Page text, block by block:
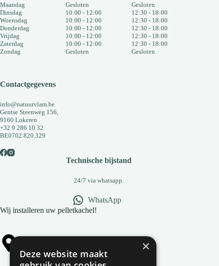
Maandag
Dinsdag
Woensdag
Donderdag
Vrijdag
Zaterdag
Zondag
Gesloten
10:00 - 12:00
10:00 - 12:00
10:00 - 12:00
10:00 - 12:00
10:00 - 12:00
Gesloten
Gesloten
12:30 - 18:00
12:30 - 18:00
12:30 - 18:00
12:30 - 18:00
12:30 - 18:00
Gesloten
Contactgegevens
info@natuurvlam.be
Gentse Steenweg 156,
9160 Lokeren
+32 9 286 10 32
BE0702.820.329
Technische bijstand
24/7 via whatsapp.
WhatsApp
Wij installeren uw pelletkachel!
Alle gemeentes ×
Deze website maakt